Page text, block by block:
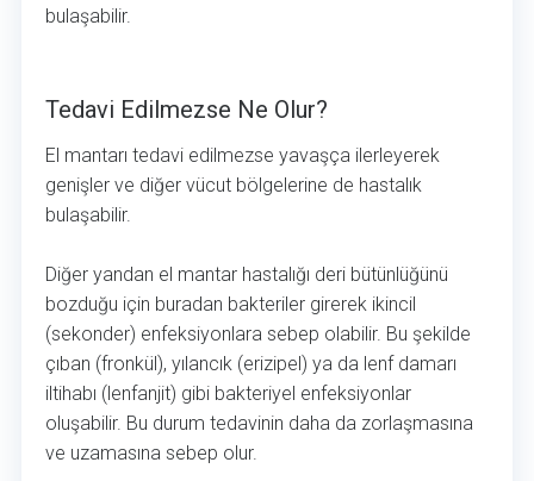
bulaşabilir.
Tedavi Edilmezse Ne Olur?
El mantarı tedavi edilmezse yavaşça ilerleyerek
genişler ve diğer vücut bölgelerine de hastalık
bulaşabilir.
Diğer yandan el mantar hastalığı deri bütünlüğünü
bozduğu için buradan bakteriler girerek ikincil
(sekonder) enfeksiyonlara sebep olabilir. Bu şekilde
çıban (fronkül), yılancık (erizipel) ya da lenf damarı
iltihabı (lenfanjit) gibi bakteriyel enfeksiyonlar
oluşabilir. Bu durum tedavinin daha da zorlaşmasına
ve uzamasına sebep olur.